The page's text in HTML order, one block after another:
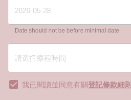
Date should not be before minimal date
我已閱讀並同意有關登記條款細則